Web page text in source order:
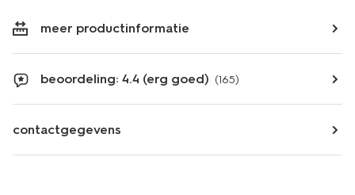
meer productinformatie
beoordeling: 4.4 (erg goed) (165)
contactgegevens